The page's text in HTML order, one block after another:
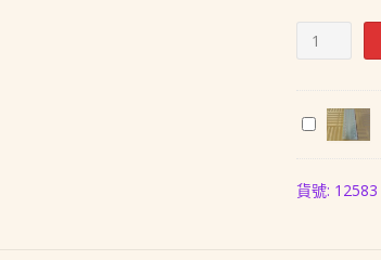
樹
MB-
貨號: 12583